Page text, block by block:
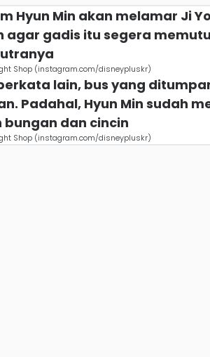
Hyun Min akan melamar Ji
agar gadis itu segera
Shop (instagram.com/disneypluskr)
lain, bus yang
Padahal, Hyun Min sudah
dan cincin
Shop (instagram.com/disneypluskr)